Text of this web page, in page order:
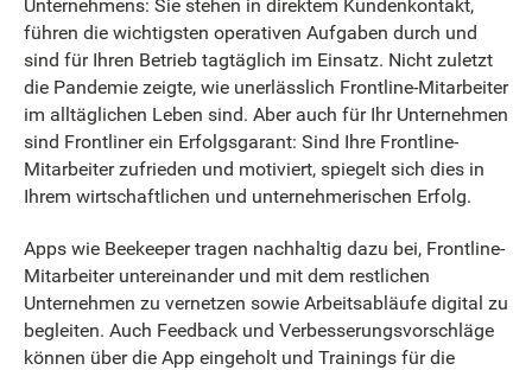
Unternehmens: Sie stehen in direktem Kundenkontakt,
führen die wichtigsten operativen Aufgaben durch und
sind für Ihren Betrieb tagtäglich im Einsatz. Nicht zuletzt
die Pandemie zeigte, wie unerlässlich Frontline-Mitarbeiter
im alltäglichen Leben sind. Aber auch für Ihr Unternehmen
sind Frontliner ein Erfolgsgarant: Sind Ihre Frontline-
Mitarbeiter zufrieden und motiviert, spiegelt sich dies in
Ihrem wirtschaftlichen und unternehmerischen Erfolg.
Apps wie Beekeeper tragen nachhaltig dazu bei, Frontline-
Mitarbeiter untereinander und mit dem restlichen
Unternehmen zu vernetzen sowie Arbeitsabläufe digital zu
begleiten. Auch Feedback und Verbesserungsvorschläge
können über die App eingeholt und Trainings für die